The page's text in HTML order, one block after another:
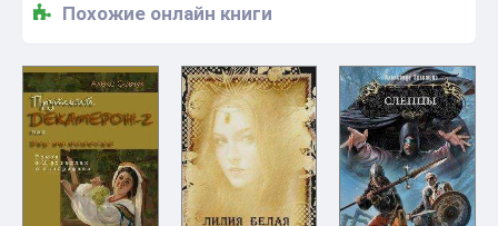
Похожие онлайн книги